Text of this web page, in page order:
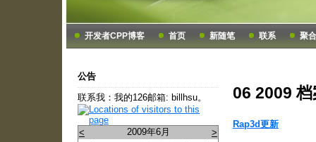
开发者CPP博客 首页 新随笔 联系 聚合
公告
联系我：我的126邮箱: billhsu。
< 2009年6月
>
06 2009 档
Rap3d更新